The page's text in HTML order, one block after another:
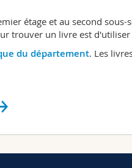
étage et au second sous-
trouver un livre est d'utiliser
du département. Les